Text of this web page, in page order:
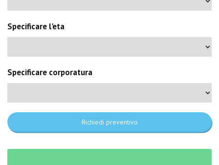
Specificare l'eta
Specificare corporatura
Richiedi preventivo